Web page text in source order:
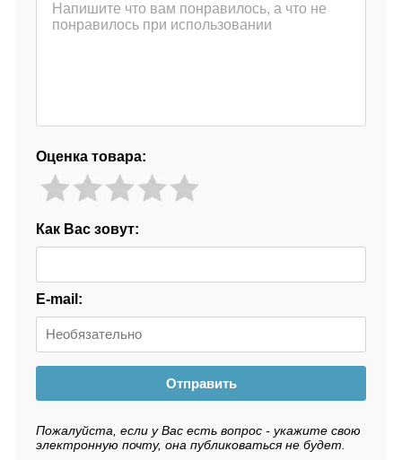
Оценка товара:
Как Вас зовут:
E-mail:
Отправить
Пожалуйста, если у Вас есть вопрос - укажите свою
электронную почту, она публиковаться не будет.